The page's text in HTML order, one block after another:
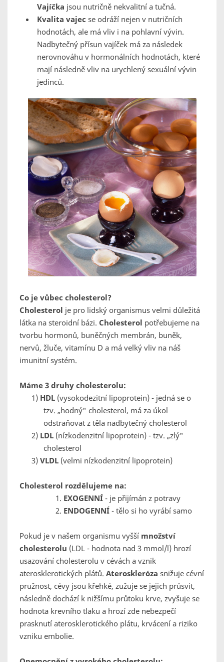
Vajíčka jsou nutričně nekvalitní a tučná.
Kvalita vajec se odráží nejen v nutričních
hodnotách, ale má vliv i na pohlavní vývin.
Nadbytečný přísun vajíček má za následek
nerovnováhu v hormonálních hodnotách, které
mají následně vliv na urychlený sexuální vývin
jedinců.
Co je vůbec cholesterol?
Cholesterol je pro lidský organismus velmi důležitá
látka na steroidní bázi. Cholesterol potřebujeme na
tvorbu hormonů, buněčných membrán, buněk,
nervů, žluče, vitamínu D a má velký vliv na náš
imunitní systém.
Máme 3 druhy cholesterolu:
1) HDL (vysokodezitní lipoprotein) - jedná se o
tzv. „hodný" cholesterol, má za úkol
odstraňovat z těla nadbytečný cholesterol
2) LDL (nízkodenzitní lipoprotein) - tzv. „zlý"
cholesterol
3) VLDL (velmi nízkodenzitní lipoprotein)
Cholesterol rozdělujeme na:
1. EXOGENNÍ - je přijímán z potravy
2. ENDOGENNÍ - tělo si ho vyrábí samo
Pokud je v našem organismu vyšší množství
cholesterolu (LDL - hodnota nad 3 mmol/l) hrozí
usazování cholesterolu v cévách a vznik
aterosklerotických plátů. Ateroskleróza snižuje cévní
pružnost, cévy jsou křehké, zužuje se jejich průsvit,
následně dochází k nižšímu průtoku krve, zvyšuje se
hodnota krevního tlaku a hrozí zde nebezpečí
prasknutí aterosklerotického plátu, krvácení a riziko
vzniku embolie.